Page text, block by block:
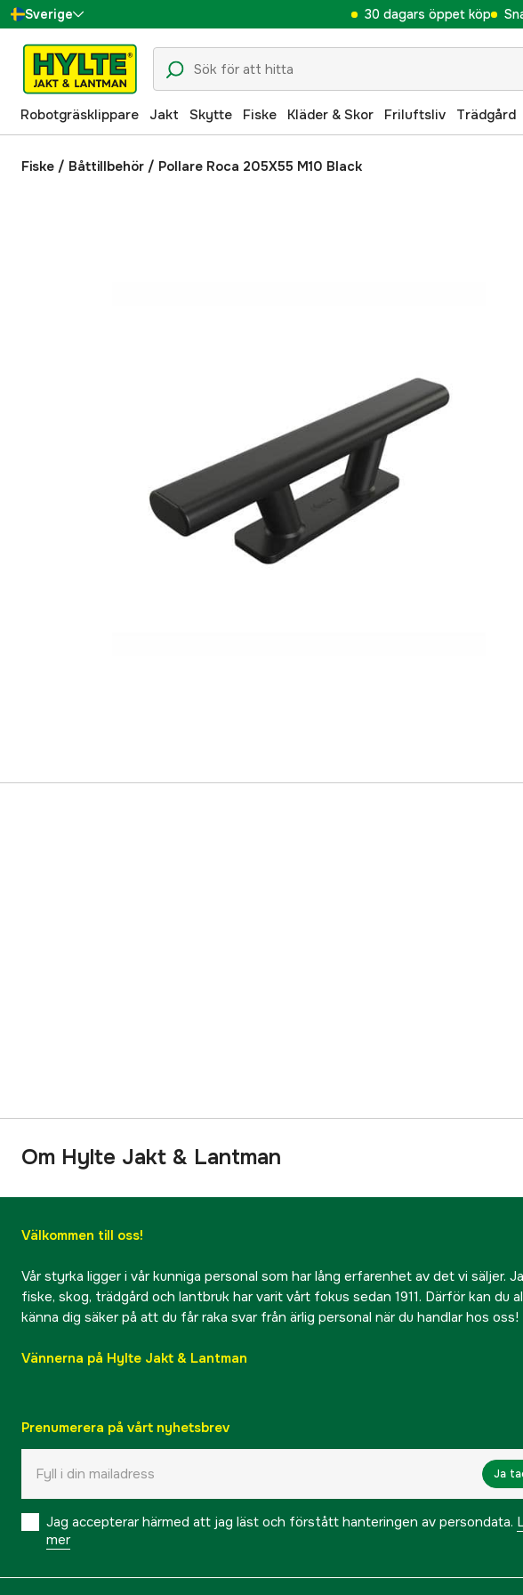
Sverige
Danmark
Suomi
Norge
Deutschland
30 dagars öppet köp
Robotgräsklippare Jakt Skytte Fiske Kläder & Skor Friluftsliv Trädgård
Fiske / Båttillbehör / Pollare Roca 205X55 M10 Black
Om Hylte Jakt & Lantman
Välkommen till oss!
Vår styrka ligger i vår kunniga personal som har lång erfarenhet av det vi säljer.
fiske, skog, trädgård och lantbruk har varit vårt fokus sedan 1911. Därför kan du
känna dig säker på att du får raka svar från ärlig personal när du handlar hos oss!
Vännerna på Hylte Jakt & Lantman
Prenumerera på vårt nyhetsbrev
Ja
Jag accepterar härmed att jag läst och förstått hanteringen av persondata.
mer